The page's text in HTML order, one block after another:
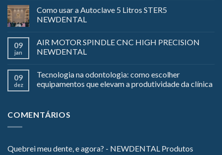
Como usar a Autoclave 5 Litros STER5
NEWDENTAL
09
jan
AIR MOTOR SPINDLE CNC HIGH PRECISION
NEWDENTAL
09
dez
Tecnologia na odontologia: como escolher
equipamentos que elevam a produtividade da clínica
COMENTÁRIOS
Quebrei meu dente, e agora? - NEWDENTAL Produtos